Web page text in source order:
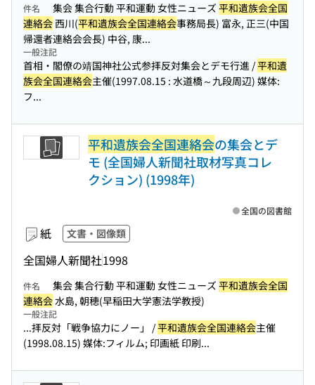
件名 集会 集合行動 平和運動 女性ニューズ平和遺族会全国
連絡会西川(平和遺族会全国連絡会事務局長) 富永, 正三(中国
帰還者連絡会会長) 中谷, 康...
一般注記
首相・閣僚の靖国神社公式参拝反対集会とデモ行進 /平和遺
族会全国連絡会主催(1997.08.15 : 水道橋～九段周辺) 媒体:
フ...
平和遺族会全国連絡会の集会とデ
モ (全国婦人新聞社取材写真コレ
クション) (1998年)
紙 文書・図像類
全国婦人新聞社1998
全国の図書館
件名 集会 集合行動 平和運動 女性ニューズ平和遺族会全国
連絡会水島, 朝穂(早稲田大学憲法学教授)
一般注記
...拝反対「戦争協力にノー」 /平和遺族会全国連絡会主催
(1998.08.15) 媒体:フィルム; 印画紙 印刷...